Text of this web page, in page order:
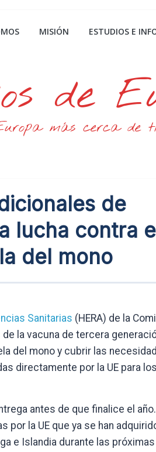
MISIÓN ESTUDIOS E
de
más cerca de
de
lucha contra
del mono
Sanitarias (HERA) de la
la vacuna de tercera
del mono y cubrir las
directamente por la UE para
antes de que finalice el
por la UE que ya se han
e Islandia durante las